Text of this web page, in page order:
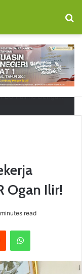
Ogan Ilir!
read